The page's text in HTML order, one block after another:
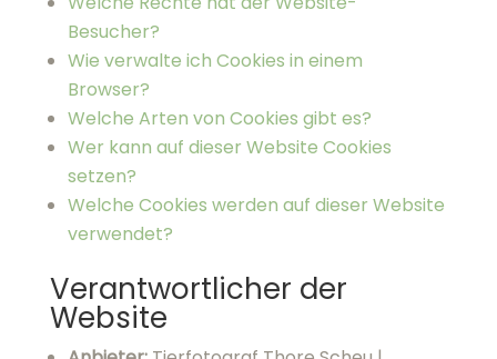
Wie verwalte ich Cookies in einem Browser?
Welche Arten von Cookies gibt es?
Wer kann auf dieser Website Cookies setzen?
Welche Cookies werden auf dieser Website
verwendet?
Verantwortlicher der Website
Anbieter:Tierfotograf Thore Scheu |
Meinersfehner Str. 46 | 26670 Uplengen,
Deutschland
E-Mail:webseite@tierfoto.de